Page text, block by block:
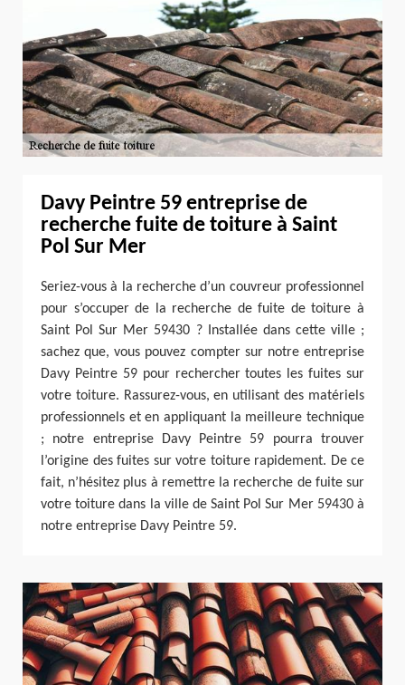
Davy Peintre 59 entreprise de
recherche fuite de toiture à Saint
Pol Sur Mer
Seriez-vous à la recherche d’un couvreur professionnel
pour s’occuper de la recherche de fuite de toiture à
Saint Pol Sur Mer 59430 ? Installée dans cette ville ;
sachez que, vous pouvez compter sur notre entreprise
Davy Peintre 59 pour rechercher toutes les fuites sur
votre toiture. Rassurez-vous, en utilisant des matériels
professionnels et en appliquant la meilleure technique
; notre entreprise Davy Peintre 59 pourra trouver
l’origine des fuites sur votre toiture rapidement. De ce
fait, n’hésitez plus à remettre la recherche de fuite sur
votre toiture dans la ville de Saint Pol Sur Mer 59430 à
notre entreprise Davy Peintre 59.